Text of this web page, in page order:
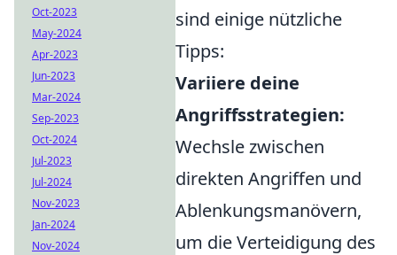
sind einige nützliche
Tipps:
Variiere deine
Angriffsstrategien:
Wechsle zwischen
direkten Angriffen und
Ablenkungsmanövern,
um die Verteidigung des
Oct-2023
May-2024
Apr-2023
Jun-2023
Mar-2024
Sep-2023
Oct-2024
Jul-2023
Jul-2024
Nov-2023
Jan-2024
Nov-2024